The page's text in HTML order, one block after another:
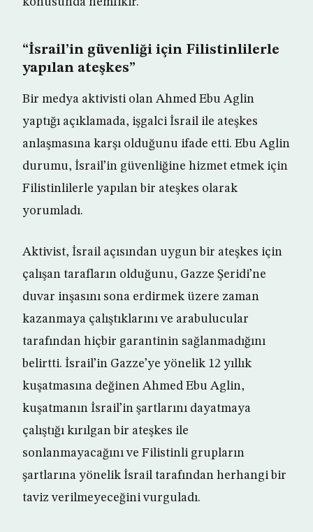
“İsrail’in güvenliği için Filistinlilerle
yapılan ateşkes”
Bir medya aktivisti olan Ahmed Ebu Aglin
yaptığı açıklamada, işgalci İsrail ile ateşkes
anlaşmasına karşı olduğunu ifade etti. Ebu Aglin
durumu, İsrail’in güvenliğine hizmet etmek için
Filistinlilerle yapılan bir ateşkes olarak
yorumladı.
Aktivist, İsrail açısından uygun bir ateşkes için
çalışan tarafların olduğunu, Gazze Şeridi’ne
duvar inşasını sona erdirmek üzere zaman
kazanmaya çalıştıklarını ve arabulucular
tarafından hiçbir garantinin sağlanmadığını
belirtti. İsrail’in Gazze’ye yönelik 12 yıllık
kuşatmasına değinen Ahmed Ebu Aglin,
kuşatmanın İsrail’in şartlarını dayatmaya
çalıştığı kırılgan bir ateşkes ile
sonlanmayacağını ve Filistinli grupların
şartlarına yönelik İsrail tarafından herhangi bir
taviz verilmeyeceğini vurguladı.